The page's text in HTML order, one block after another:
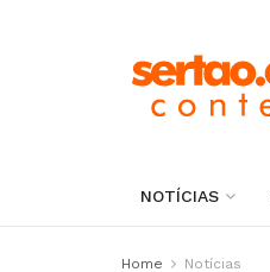
NOTÍCIAS
Home Notícias